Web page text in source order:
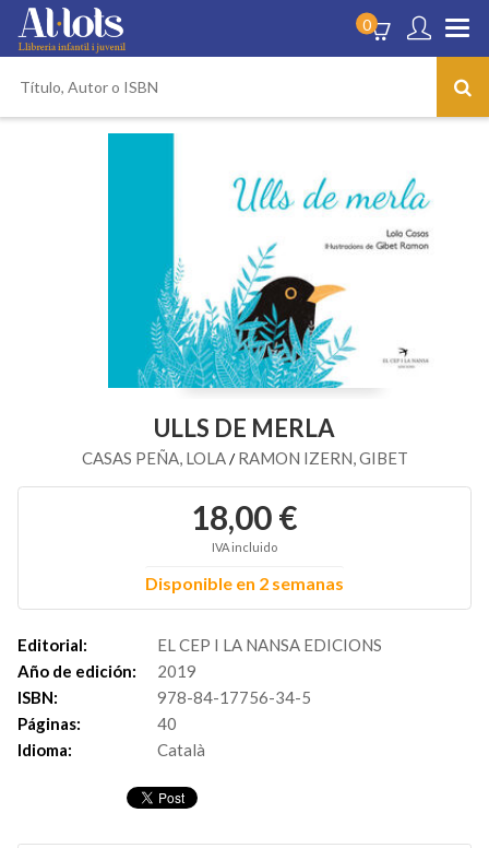
0
ULLS DE MERLA
CASAS PEÑA, LOLA/RAMON IZERN, GIBET
18,00 €
IVA incluido
Disponible en 2 semanas
Editorial:
EL CEP I LA NANSA EDICIONS
Año de edición:
2019
ISBN:
978-84-17756-34-5
Páginas:
40
Idioma:
Català